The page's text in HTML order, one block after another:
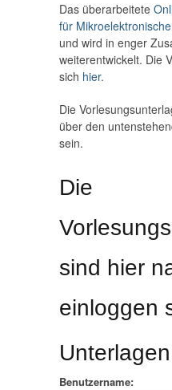
Das überarbeitete
für
und wird in enger
weiterentwickelt. Die
sich hier.
Die
über den
sein.
Die
sind hier
einloggen
Unterlagen
Benutzername: